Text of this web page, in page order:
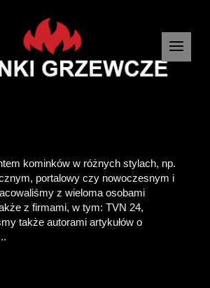
kominków w różnych stylach, np.
portalowy czy nowoczesnym i
z wieloma osobami
z firmami, w tym: TVN 24,
także autorami artykułów o